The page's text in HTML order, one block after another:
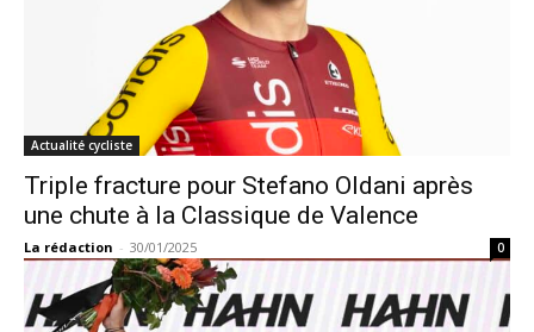
Actualité cycliste
Triple fracture pour Stefano Oldani après
une chute à la Classique de Valence
La rédaction - 30/01/2025 0